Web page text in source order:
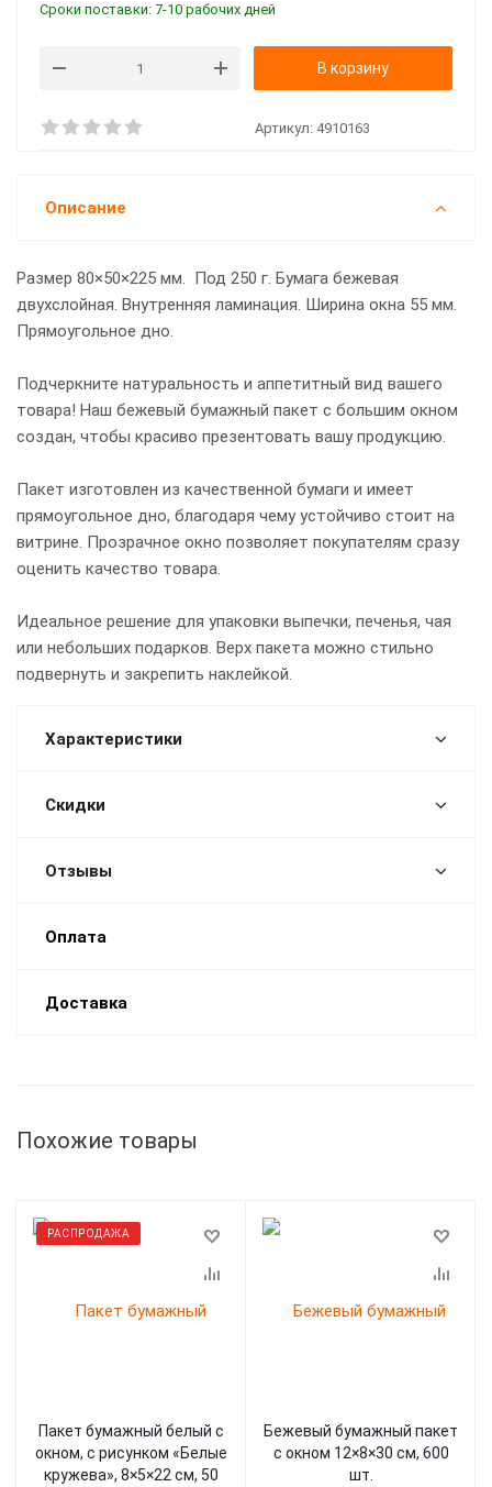
Сроки поставки: 7-10 рабочих дней
В корзину
Артикул: 4910163
Описание
Размер 80×50×225 мм. Под 250 г. Бумага бежевая
двухслойная. Внутренняя ламинация. Ширина окна 55 мм.
Прямоугольное дно.
Подчеркните натуральность и аппетитный вид вашего
товара! Наш бежевый бумажный пакет с большим окном
создан, чтобы красиво презентовать вашу продукцию.
Пакет изготовлен из качественной бумаги и имеет
прямоугольное дно, благодаря чему устойчиво стоит на
витрине. Прозрачное окно позволяет покупателям сразу
оценить качество товара.
Идеальное решение для упаковки выпечки, печенья, чая
или небольших подарков. Верх пакета можно стильно
подвернуть и закрепить наклейкой.
Характеристики
Скидки
Отзывы
Оплата
Доставка
Похожие товары
РАСПРОДАЖА
Пакет бумажный белый с
окном, с рисунком «Белые
кружева», 8×5×22 см, 50
Бежевый бумажный пакет
с окном 12×8×30 см, 600
шт.